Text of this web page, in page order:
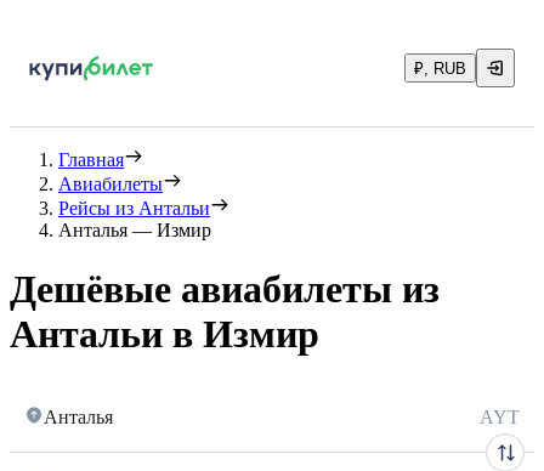
₽, RUB
Главная
Авиабилеты
Рейсы из Антальи
Анталья — Измир
Дешёвые авиабилеты из
Антальи в Измир
Анталья AYT